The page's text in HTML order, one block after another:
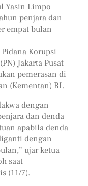
Yasin Limpo
penjara dan
empat bulan
Korupsi
Jakarta Pusat
pemerasan di
(Kementan) RI.
dengan
dan denda
apabila denda
dengan
ujar ketua
saat
(11/7).